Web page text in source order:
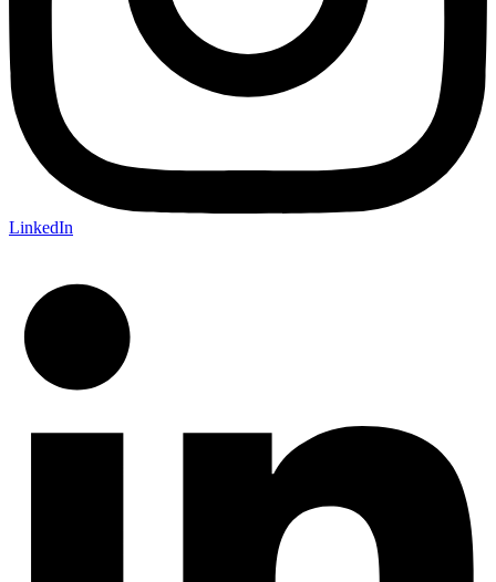
LinkedIn